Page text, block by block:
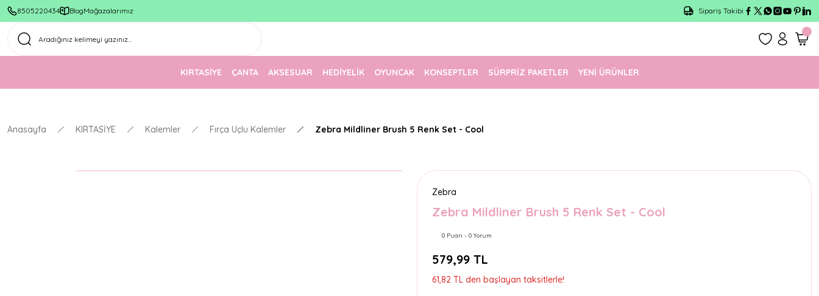
8505220434 BlogMağazalarımız
1500 TL Üzeri Ücretsiz Kargo
Sipariş Takibi
KIRTASİYE ÇANTA AKSESUAR HEDİYELİK OYUNCAK KONSEPTLER SÜRPRİZ PAKETLER YENİ ÜRÜNLER
Anasayfa KIRTASİYE Kalemler Fırça Uçlu Kalemler Zebra Mildliner Brush 5 Renk Set - Cool
Zebra
Zebra Mildliner Brush 5 Renk Set - Cool
0 Puan - 0 Yorum
579,99 TL
61,82 TL den başlayan taksitlerle!